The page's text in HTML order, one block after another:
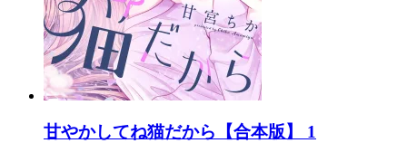
甘やかしてね猫だから【合本版】 1